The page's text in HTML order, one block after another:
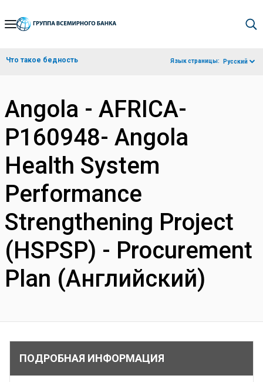
Skip
Navigation
Что такое бедность Язык страницы: Русский
Angola - AFRICA-
P160948- Angola
Health System
Performance
Strengthening Project
(HSPSP) - Procurement
Plan (Английский)
ПОДРОБНАЯ ИНФОРМАЦИЯ